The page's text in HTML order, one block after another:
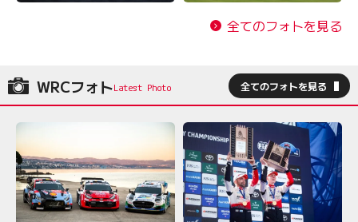
全てのフォトを見る
WRCフォト 全てのフォトを見る